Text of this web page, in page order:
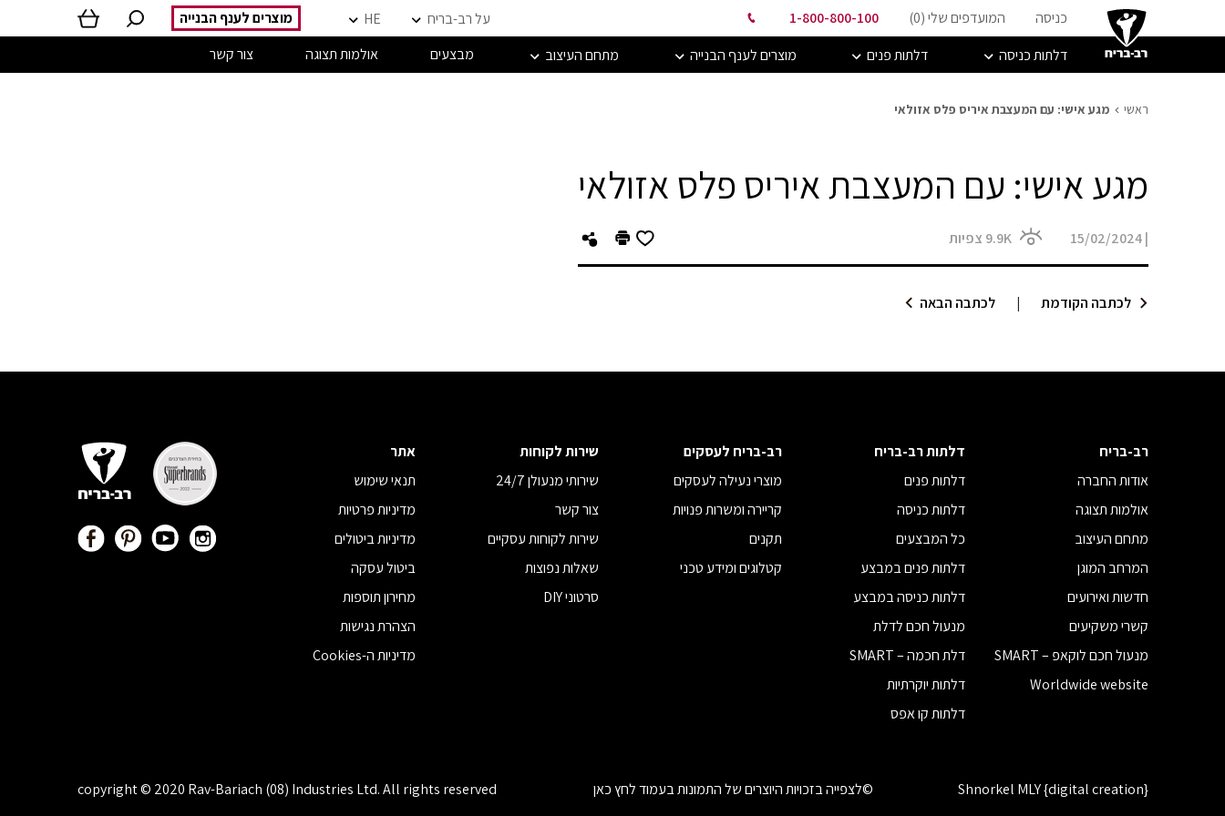
כניסה המועדפים שלי (0
)
1-800-800-100 על רב-בריח HE
מוצרים לענף הבנייה
דלתות כניסה
דלתות פנים מוצרים לענף הבנייה מתחם העיצוב מבצעים אולמות תצוגה צור קשר
ראשי מגע אישי: עם המעצבת איריס פלס אזולאי
מגע אישי: עם המעצבת איריס פלס אזולאי
|
15/02/2024
9.9K צפיות
לכתבה הקודמת | לכתבה הבאה
רב-בריח
אודות החברה
אולמות תצוגה
מתחם העיצוב
המרחב המוגן
חדשות ואירועים
קשרי משקיעים
מנעול חכם לוקאפ – SMART
Worldwide website
דלתות רב-בריח
דלתות פנים
דלתות כניסה
כל המבצעים
דלתות פנים במבצע
דלתות כניסה במבצע
מנעול חכם לדלת
דלת חכמה – SMART
דלתות יוקרתיות
דלתות קו אפס
רב-בריח לעסקים
מוצרי נעילה לעסקים
קריירה ומשרות פנויות
תקנים
קטלוגים ומידע טכני
שירות לקוחות
שירותי מנעולן 24/7
צור קשר
שירות לקוחות עסקיים
שאלות נפוצות
סרטוני DIY
אתר
תנאי שימוש
מדיניות פרטיות
מדיניות ביטולים
ביטול עסקה
מחירון תוספות
הצהרת נגישות
מדיניות ה-Cookies
Shnorkel MLY {digital creation} ©לצפייה בזכויות היוצרים של התמונות בעמודלחץ כאן copyright © 2020 Rav-Bariach (08) Industries Ltd. All rights reserved